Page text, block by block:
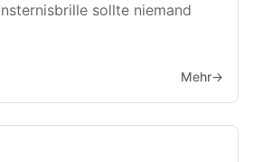
sollte niemand
Mehr→